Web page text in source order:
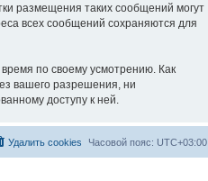
размещения таких сообщений могут
всех сообщений сохраняются для
по своему усмотрению. Как
вашего разрешения, ни
доступу к ней.
Часовой пояс: UTC+03:00
Удалить cookies